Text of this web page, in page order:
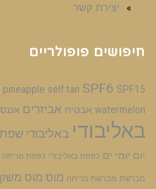
יצירת קשר
חיפושים פופולריים
pineapple self tan SPF6 SPF15
watermelon אבטיח אביזרים אננס
באליבודי באליבודי
יום יומי ים כפפת באליבודי כפפת מריחה
מברשת מברשת מריחה מוס מוס